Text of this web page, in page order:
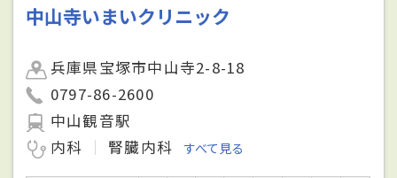
中山寺いまいクリニック
兵庫県宝塚市中山寺2-8-18
0797-86-2600
中山観音駅
内科
腎臓内科 すべて見る